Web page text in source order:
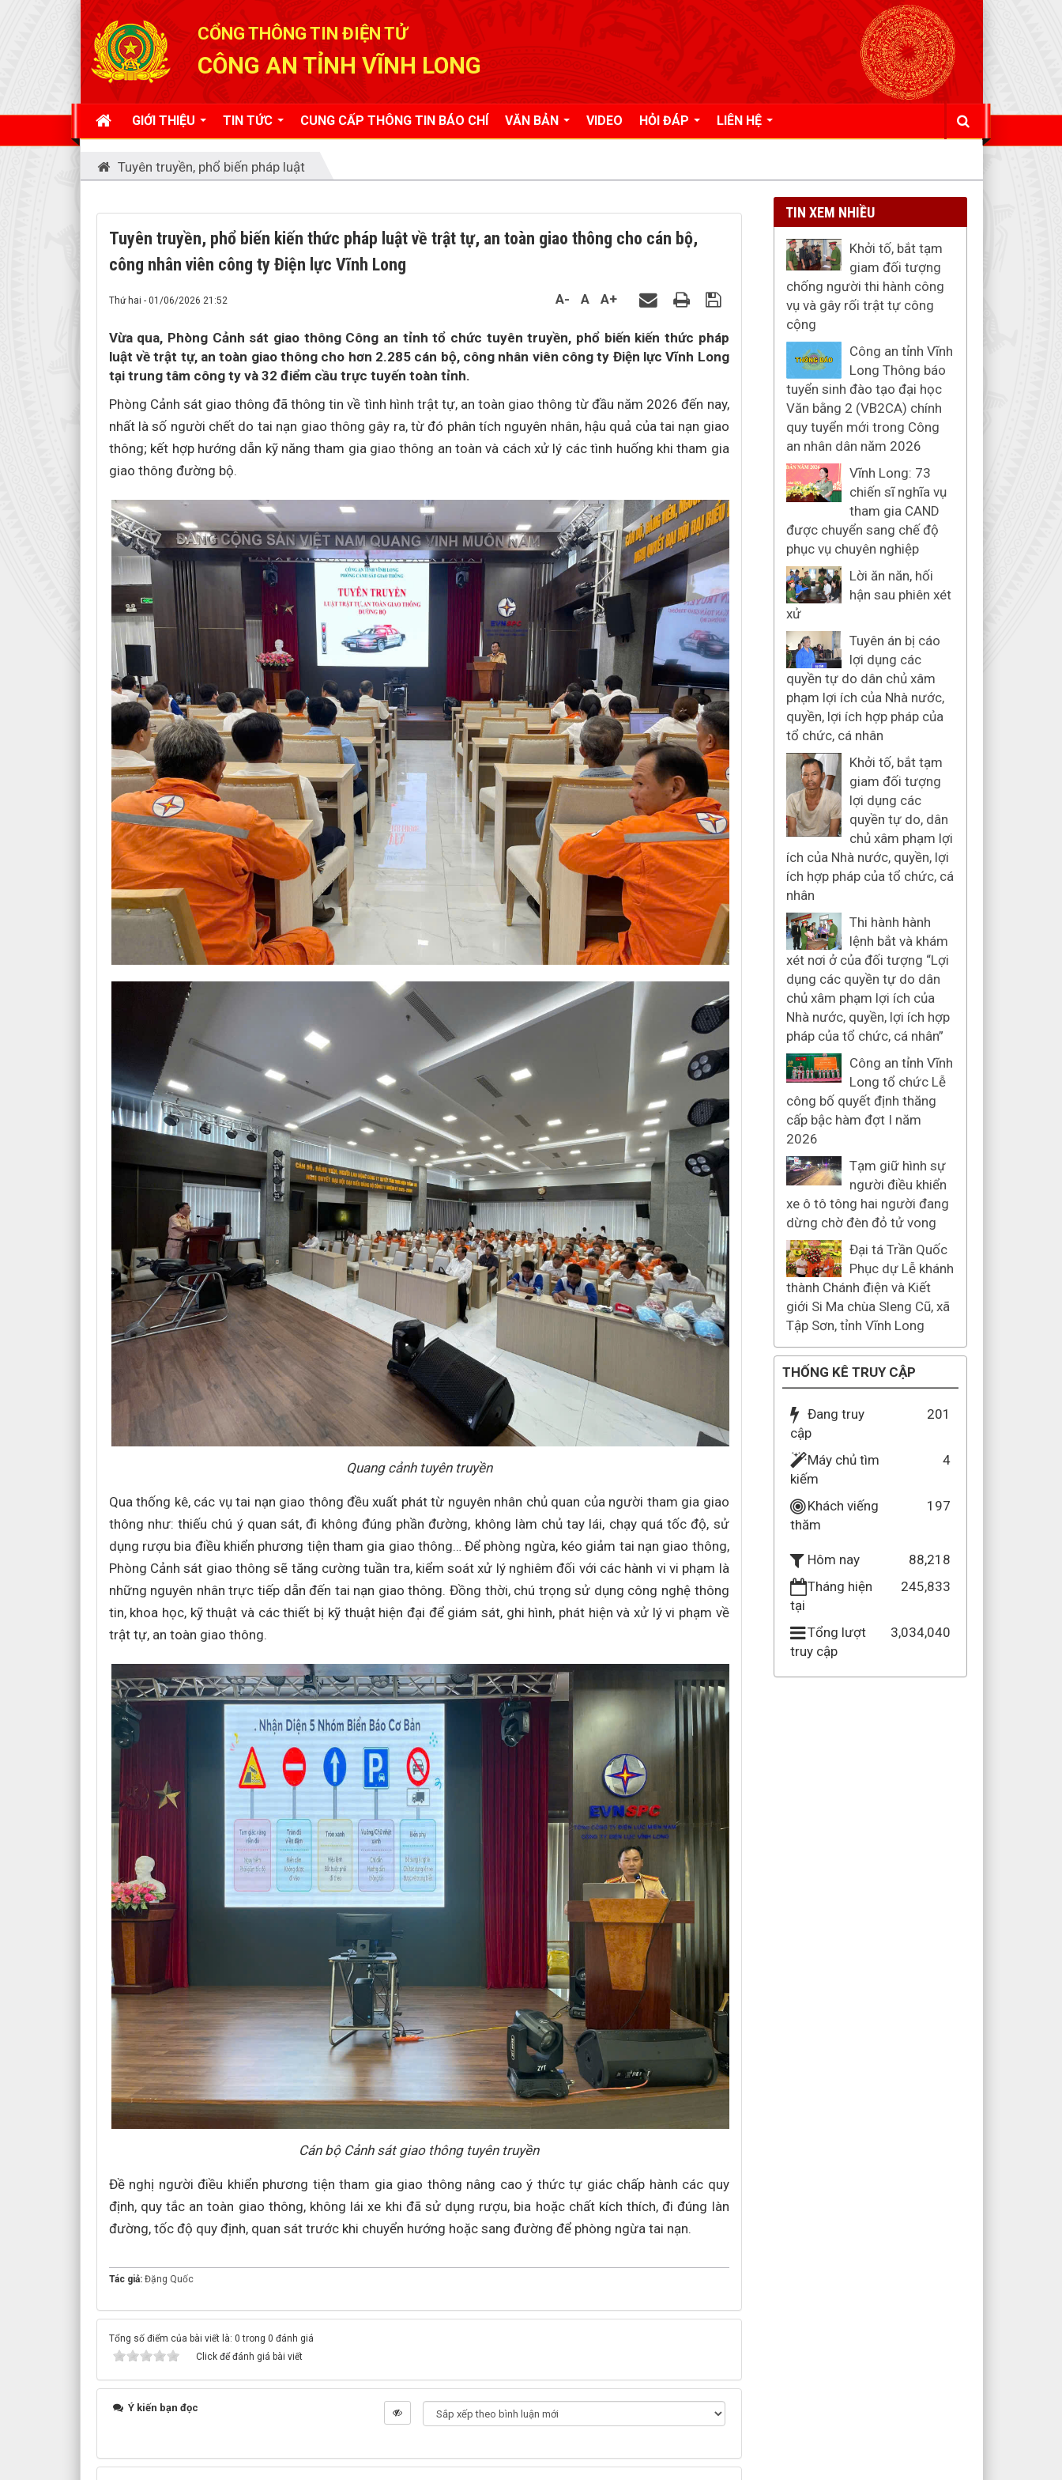
CỔNG THÔNG TIN ĐIỆN TỬ
CÔNG AN TỈNH VĨNH LONG
GIỚI THIỆU TIN TỨC CUNG CẤP THÔNG TIN BÁO CHÍ VĂN BẢN VIDEO HỎI ĐÁP LIÊN HỆ
Tuyên truyền, phổ biến pháp luật
Tuyên truyền, phổ biến kiến thức pháp luật về trật tự, an toàn giao thông cho cán bộ,
công nhân viên công ty Điện lực Vĩnh Long
Thứ hai - 01/06/2026 21:52 A- A A+
Vừa qua, Phòng Cảnh sát giao thông Công an tỉnh tổ chức tuyên truyền, phổ biến kiến thức pháp
luật về trật tự, an toàn giao thông cho hơn 2.285 cán bộ, công nhân viên công ty Điện lực Vĩnh Long
tại trung tâm công ty và 32 điểm cầu trực tuyến toàn tỉnh.
Phòng Cảnh sát giao thông đã thông tin về tình hình trật tự, an toàn giao thông từ đầu năm 2026 đến nay,
nhất là số người chết do tai nạn giao thông gây ra, từ đó phân tích nguyên nhân, hậu quả của tai nạn giao
thông; kết hợp hướng dẫn kỹ năng tham gia giao thông an toàn và cách xử lý các tình huống khi tham gia
giao thông đường bộ.
Quang cảnh tuyên truyền
Qua thống kê, các vụ tai nạn giao thông đều xuất phát từ nguyên nhân chủ quan của người tham gia giao
thông như: thiếu chú ý quan sát, đi không đúng phần đường, không làm chủ tay lái, chạy quá tốc độ, sử
dụng rượu bia điều khiển phương tiện tham gia giao thông… Để phòng ngừa, kéo giảm tai nạn giao thông,
Phòng Cảnh sát giao thông sẽ tăng cường tuần tra, kiểm soát xử lý nghiêm đối với các hành vi vi phạm là
những nguyên nhân trực tiếp dẫn đến tai nạn giao thông. Đồng thời, chú trọng sử dụng công nghệ thông
tin, khoa học, kỹ thuật và các thiết bị kỹ thuật hiện đại để giám sát, ghi hình, phát hiện và xử lý vi phạm về
trật tự, an toàn giao thông.
Cán bộ Cảnh sát giao thông tuyên truyền
Đề nghị người điều khiển phương tiện tham gia giao thông nâng cao ý thức tự giác chấp hành các quy
định, quy tắc an toàn giao thông, không lái xe khi đã sử dụng rượu, bia hoặc chất kích thích, đi đúng làn
đường, tốc độ quy định, quan sát trước khi chuyển hướng hoặc sang đường để phòng ngừa tai nạn.
Tác giả: Đặng Quốc
Tổng số điểm của bài viết là: 0 trong 0 đánh giá
Click để đánh giá bài viết
Ý kiến bạn đọc
TIN XEM NHIỀU
Khởi tố, bắt tạm
giam đối tượng
chống người thi hành công
vụ và gây rối trật tự công
cộng
Công an tỉnh Vĩnh
Long Thông báo
tuyển sinh đào tạo đại học
Văn bằng 2 (VB2CA) chính
quy tuyển mới trong Công
an nhân dân năm 2026
Vĩnh Long: 73
chiến sĩ nghĩa vụ
tham gia CAND
được chuyển sang chế độ
phục vụ chuyên nghiệp
Lời ăn năn, hối
hận sau phiên xét
xử
Tuyên án bị cáo
lợi dụng các
quyền tự do dân chủ xâm
phạm lợi ích của Nhà nước,
quyền, lợi ích hợp pháp của
tổ chức, cá nhân
Khởi tố, bắt tạm
giam đối tượng
lợi dụng các
quyền tự do, dân
chủ xâm phạm lợi
ích của Nhà nước, quyền, lợi
ích hợp pháp của tổ chức, cá
nhân
Thi hành hành
lệnh bắt và khám
xét nơi ở của đối tượng “Lợi
dụng các quyền tự do dân
chủ xâm phạm lợi ích của
Nhà nước, quyền, lợi ích hợp
pháp của tổ chức, cá nhân”
Công an tỉnh Vĩnh
Long tổ chức Lễ
công bố quyết định thăng
cấp bậc hàm đợt I năm
2026
Tạm giữ hình sự
người điều khiển
xe ô tô tông hai người đang
dừng chờ đèn đỏ tử vong
Đại tá Trần Quốc
Phục dự Lễ khánh
thành Chánh điện và Kiết
giới Si Ma chùa Sleng Cũ, xã
Tập Sơn, tỉnh Vĩnh Long
THỐNG KÊ TRUY CẬP
Đang truy
cập
201
Máy chủ tìm
kiếm
4
Khách viếng
thăm
197
Hôm nay
88,218
Tháng hiện
tại
245,833
Tổng lượt
truy cập
3,034,040